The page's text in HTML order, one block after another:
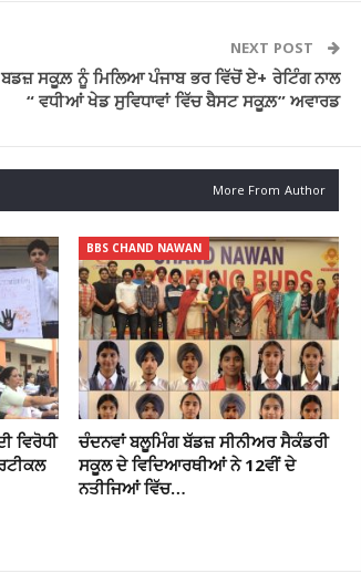
NEXT POST
ਸਕੂਲ਼ ਨੂੰ ਮਿਲਿਆ ਪੰਜਾਬ ਭਰ ਵਿੱਚੋਂ ਏ+ ਰੇਟਿੰਗ ਨਾਲ
“ ਵਧੀਆਂ ਖੇਡ ਸੁਵਿਧਾਵਾਂ ਵਿੱਚ ਬੈਸਟ ਸਕੂਲ਼” ਅਵਾਰਡ
More From Author
ਵਿਰੋਧੀ
BBS CHAND NAWAN
ਚੰਦਨਵਾਂ ਬਲੂਮਿੰਗ ਬੱਡਜ਼ ਸੀਨੀਅਰ ਸੈਕੰਡਰੀ
ਸਕੂਲ ਦੇ ਵਿਦਿਆਰਥੀਆਂ ਨੇ 12ਵੀਂ ਦੇ
ਨਤੀਜਿਆਂ ਵਿੱਚ…